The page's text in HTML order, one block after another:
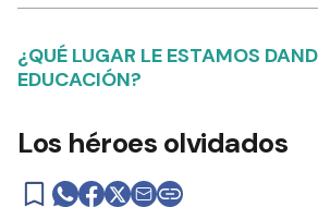
¿QUÉ LUGAR LE ESTAMOS
EDUCACIÓN?
Los héroes olvidados